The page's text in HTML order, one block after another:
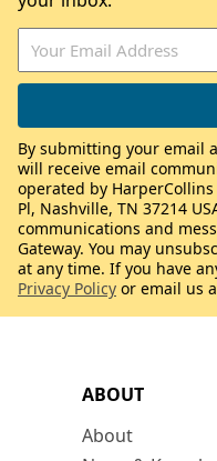
ABOUT
About
By submitting your email
will receive email
operated by
Pl, Nashville, TN 37214
communications and
Gateway. You may
at any time. If you have
Privacy Policy or email us